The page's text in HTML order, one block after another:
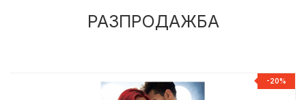
РАЗПРОДАЖБА
-20%